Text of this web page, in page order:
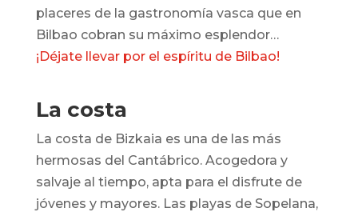
placeres de la gastronomía vasca que en
Bilbao cobran su máximo esplendor…
¡Déjate llevar por el espíritu de Bilbao!
La costa
La costa de Bizkaia es una de las más
hermosas del Cantábrico. Acogedora y
salvaje al tiempo, apta para el disfrute de
jóvenes y mayores. Las playas de Sopelana,